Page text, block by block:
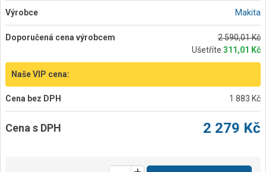
Výrobce Makita
Doporučená cena výrobcem
2 590,01 Kč
Ušetříte 311,01 Kč
Naše VIP cena:
Cena bez DPH 1 883 Kč
Cena s DPH 2 279 Kč